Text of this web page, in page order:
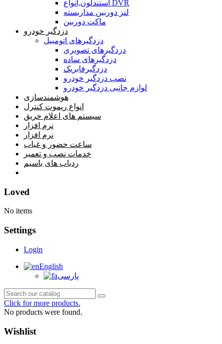
استندلون,انواع DVR
لنز دوربین مداربسته
ماکت دوربین
دزدگیر خودرو
دزدگیرهای اتومبیل
دزدگیرهای تصویری
دزدگیرهای ساده
دزدگیرفابریک
نصب دزدگیر خودرو
لوازم جانبی دزدگیر خودرو
هوشمندسازی
انواع ریموت کنترل
سیستم های اعلام حریق
نرم افزار
نرم افزار
ساعت حضور و غیاب
خدمات نصب و تعمیر
ردیاب های باسیم
Loved
No items
Settings
Login
English
پارسی
Click for more products.
No products were found.
Wishlist